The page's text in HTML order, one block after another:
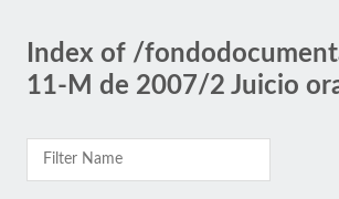
Index of /
11-M de 2007/2 Juicio